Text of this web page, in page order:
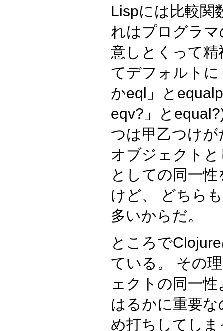
Lispには比較関
れはプログラ
意しとくって
てデフォルト
かeql」と
eqv?」と
つは甲乙つけが
オブジェクト
としての同一
けど、 どちら
多いからだ。
ところで
ている。 その
ェクトの同一
はるかに重要
め打ちしてし